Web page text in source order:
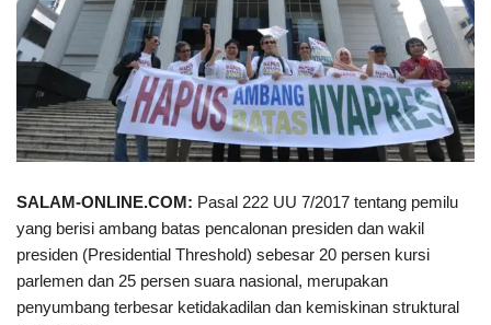
SALAM-ONLINE.COM: Pasal 222 UU 7/2017 tentang pemilu
yang berisi ambang batas pencalonan presiden dan wakil
presiden (Presidential Threshold) sebesar 20 persen kursi
parlemen dan 25 persen suara nasional, merupakan
penyumbang terbesar ketidakadilan dan kemiskinan struktural